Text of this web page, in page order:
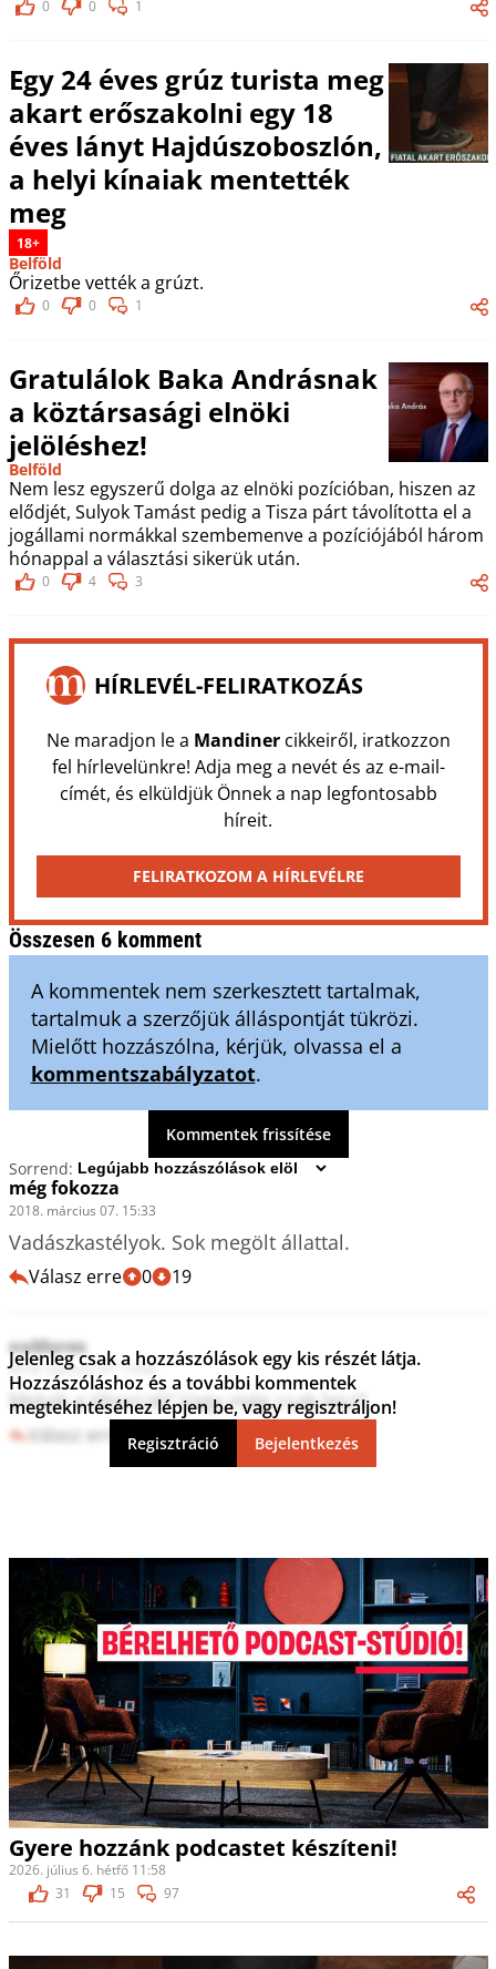
0 0 1
Egy 24 éves grúz turista meg
akart erőszakolni egy 18
éves lányt Hajdúszoboszlón,
a helyi kínaiak mentették
meg
18+
Belföld
Őrizetbe vették a grúzt.
0 0 1
Gratulálok Baka Andrásnak
a köztársasági elnöki
jelöléshez!
Belföld
Nem lesz egyszerű dolga az elnöki pozícióban, hiszen az
elődjét, Sulyok Tamást pedig a Tisza párt távolította el a
jogállami normákkal szembemenve a pozíciójából három
hónappal a választási sikerük után.
0 4 3
HÍRLEVÉL-FELIRATKOZÁS
Ne maradjon le a Mandinercikkeiről, iratkozzon
fel hírlevelünkre! Adja meg a nevét és az e-mail-
címét, és elküldjük Önnek a nap legfontosabb
híreit.
FELIRATKOZOM A HÍRLEVÉLRE
Összesen 6 komment
A kommentek nem szerkesztett tartalmak,
tartalmuk a szerzőjük álláspontját tükrözi.
Mielőtt hozzászólna, kérjük, olvassa el a
kommentszabályzatot.
Kommentek frissítése
Sorrend:
még fokozza
2018. március 07. 15:33
Vadászkastélyok. Sok megölt állattal.
Válasz erre 0 19
noMores
2018. március 07. 15:06
Melyik a tiborczé? Vagy még csak lesz?
Válasz erre 3 7
Jelenleg csak a hozzászólások egy kis részét látja.
Hozzászóláshoz és a további kommentek
megtekintéséhez lépjen be, vagy regisztráljon!
Regisztráció Bejelentkezés
Gyere hozzánk podcastet készíteni!
2026. július 6. hétfő 11:58
31
15 97